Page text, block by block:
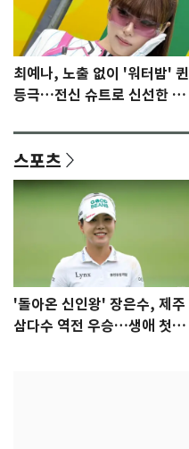
최예나, 노출 없이 '워터밤' 퀸
등극…전신 슈트로 신선한 충
스포츠
'돌아온 신인왕' 장은수, 제주
삼다수 역전 우승…생애 첫승